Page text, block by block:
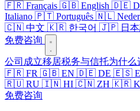
🇫🇷 Français 🇬🇧 English 🇩🇪
Italiano 🇵🇹 Português 🇳🇱
🇨🇳 中文 🇰🇷 한국어 🇯🇵 日本
免费咨询
公司成立移居税务与信托为什么
🇫🇷 FR 🇬🇧 EN 🇩🇪 DE 🇪🇸
🇷🇺 RU 🇮🇳 HI 🇨🇳 ZH 🇰🇷
免费咨询